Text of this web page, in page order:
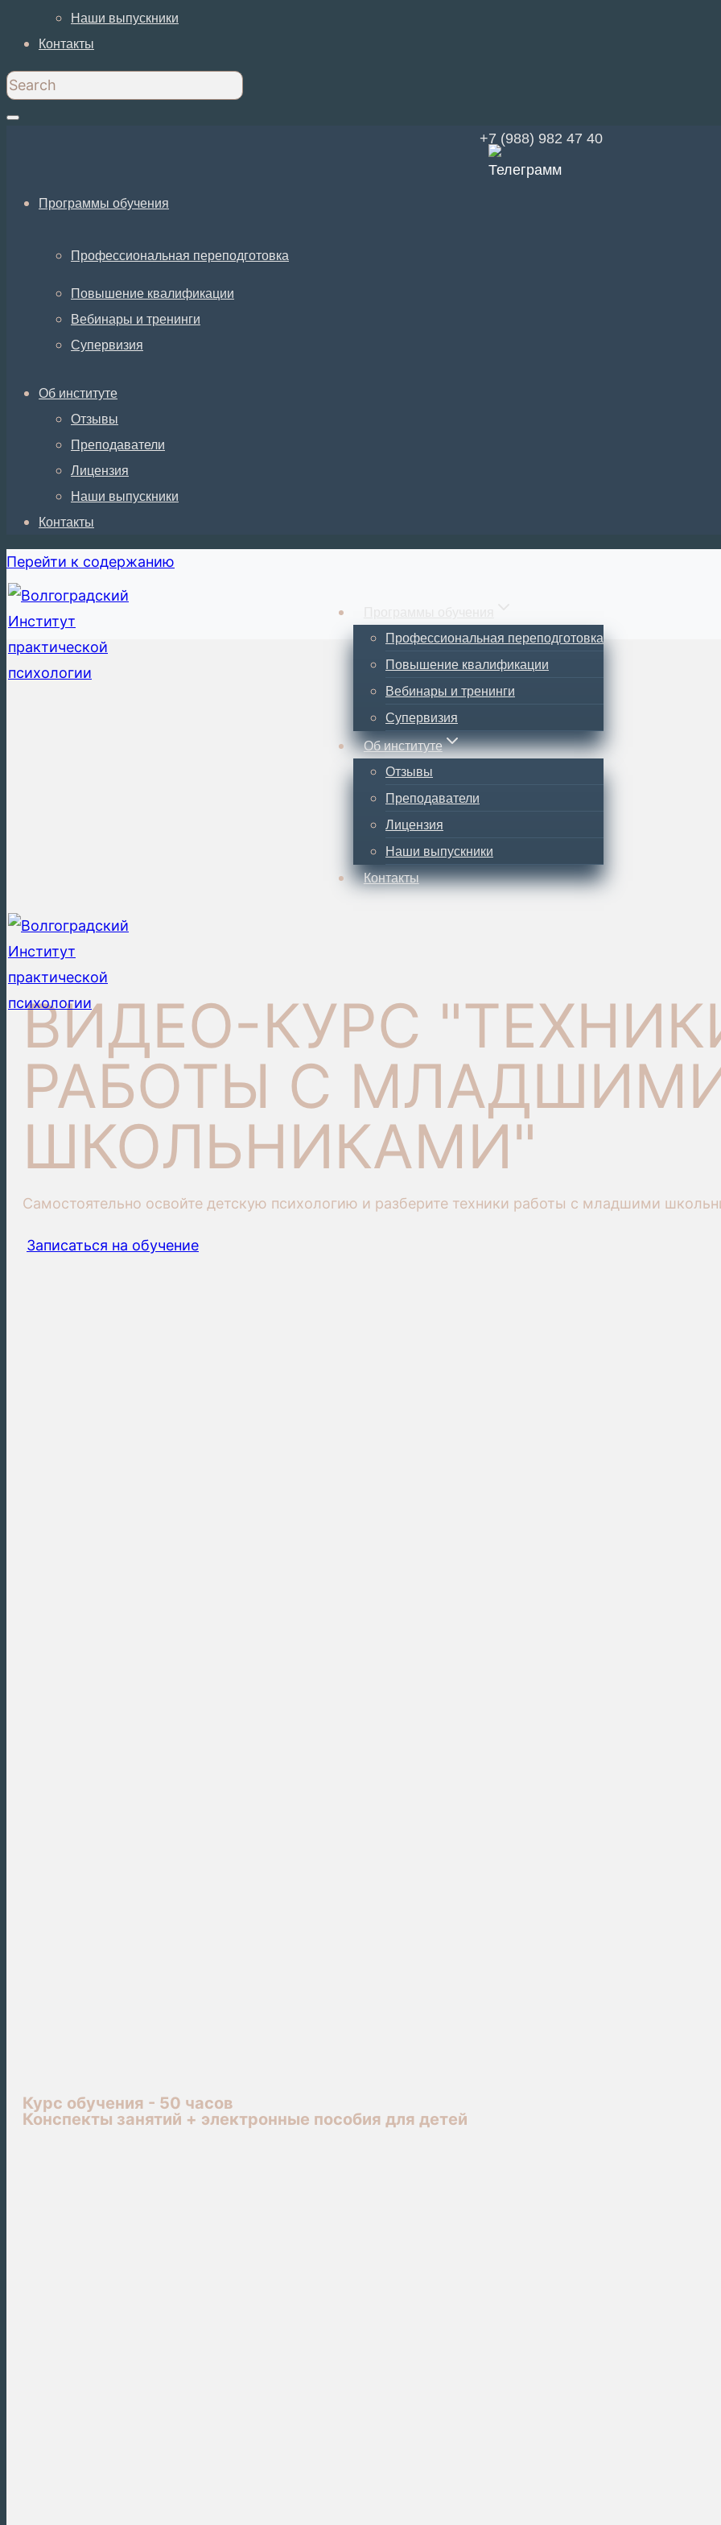
Наши выпускники
Контакты
+7 (988) 982 47 40
Программы обучения
Профессиональная переподготовка
Повышение квалификации
Вебинары и тренинги
Супервизия
Об институте
Отзывы
Преподаватели
Лицензия
Наши выпускники
Контакты
Перейти к содержанию
Профессиональная переподготовка
Повышение квалификации
Вебинары и тренинги
Супервизия
Об институте
Отзывы
Преподаватели
Лицензия
Наши выпускники
Контакты
ВИДЕО-КУРС
РАБОТЫ С
ШКОЛЬНИКАМИ"
Самостоятельно освойте детскую психологию и разберите техники работы с младшими
Записаться на обучение
Курс обучения - 50 часов
Конспекты занятий + электронные пособия для детей